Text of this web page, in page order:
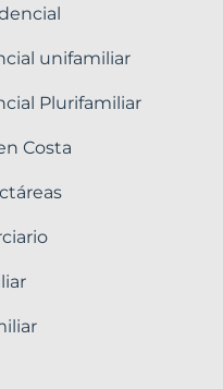
unifamiliar
Plurifamiliar
Costa